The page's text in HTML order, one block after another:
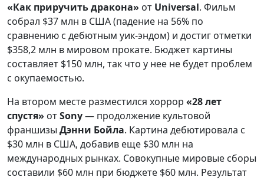
«Как приручить дракона» от Universal. Фильм
собрал $37 млн в США (падение на 56% по
сравнению с дебютным уик-эндом) и достиг отметки
$358,2 млн в мировом прокате. Бюджет картины
составляет $150 млн, так что у нее не будет проблем
с окупаемостью.
На втором месте разместился хоррор «28 лет
спустя» отSony— продолжение культовой
франшизы Дэнни Бойла. Картина дебютировала с
$30 млн в США, добавив еще $30 млн на
международных рынках. Совокупные мировые сборы
составили $60 млн при бюджете $60 млн. Результат